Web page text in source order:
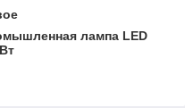
лампа LED